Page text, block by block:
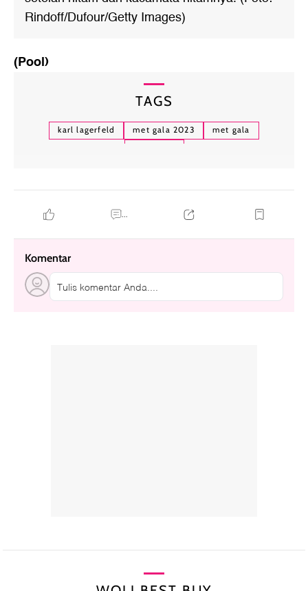
Rindoff/Dufour/Getty Images)
(Pool)
TAGS
karl lagerfeld met gala 2023
met gala
...
Komentar
Tulis komentar Anda....